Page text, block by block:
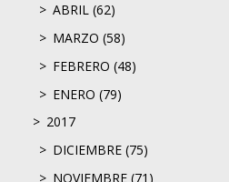
ABRIL (62)
MARZO (58)
FEBRERO (48)
ENERO (79)
2017
DICIEMBRE (75)
NOVIEMBRE (71)